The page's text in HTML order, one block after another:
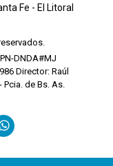
Fe - El Litoral
DNDA#MJ
Director: Raúl
de Bs. As.